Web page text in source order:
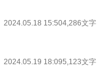
2024.05.18 15:504,286文字
2024.05.19 18:095,123文字